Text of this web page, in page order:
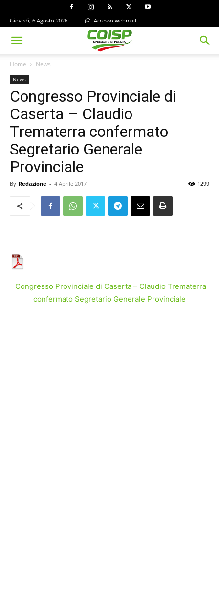
Giovedì, 6 Agosto 2026 Accesso webmail
Home News
News
Congresso Provinciale di
Caserta – Claudio
Trematerra confermato
Segretario Generale
Provinciale
By Redazione - 4 Aprile 2017 1299
Congresso Provinciale di Caserta – Claudio Trematerra
confermato Segretario Generale Provinciale